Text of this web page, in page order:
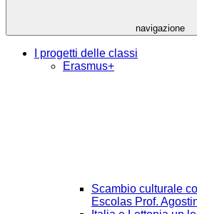
navigazione
I progetti delle classi
Erasmus+
Scambio culturale
Escolas Prof.